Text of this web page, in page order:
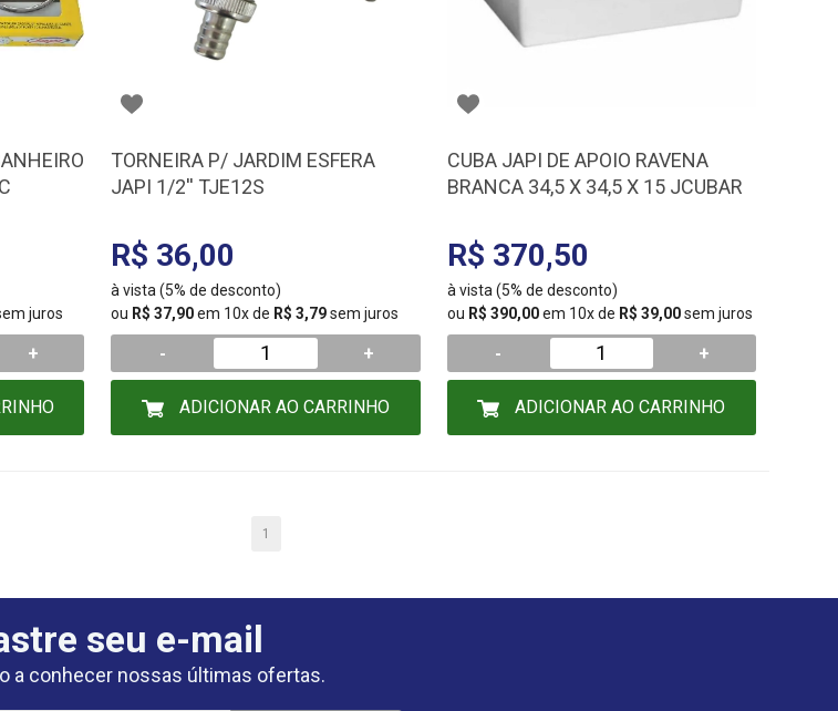
juros
+
TORNEIRA P/ JARDIM ESFERA
JAPI 1/2'' TJE12S
R$ 36,00
à vista (5% de desconto)
ou R$ 37,90em 10x de R$ 3,79sem juros
- +
ADICIONAR AO CARRINHO
CUBA JAPI DE APOIO RAVENA
BRANCA 34,5 X 34,5 X 15 JCUBAR
R$ 370,50
à vista (5% de desconto)
ou R$ 390,00em 10x de R$ 39,00sem juros
- +
ADICIONAR AO CARRINHO
1
seu e-mail
a conhecer nossas últimas ofertas.